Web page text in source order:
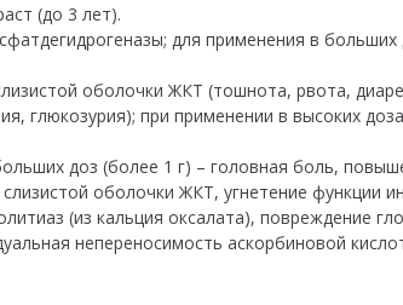
(до 3 лет).
для применения в
оболочки ЖКТ (тошнота, рвота,
глюкозурия); при применении в высоких
доз (более 1 г) – головная боль,
оболочки ЖКТ, угнетение функции
(из кальция оксалата), повреждение
непереносимость аскорбиновой